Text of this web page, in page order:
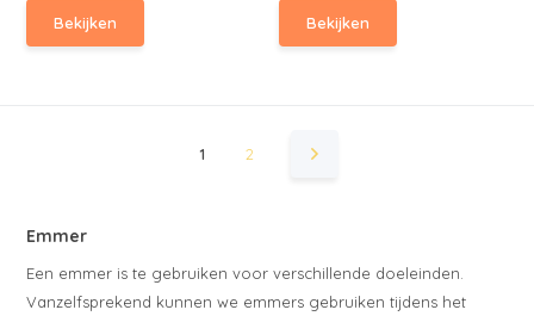
Bekijken Bekijken
1 2
Emmer
Een emmer is te gebruiken voor verschillende doeleinden.
Vanzelfsprekend kunnen we emmers gebruiken tijdens het